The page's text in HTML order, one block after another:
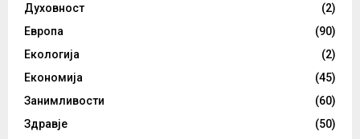
Духовност
(2)
Европа
(90)
Екологија
(2)
Економија
(45)
Занимливости
(60)
Здравје
(50)